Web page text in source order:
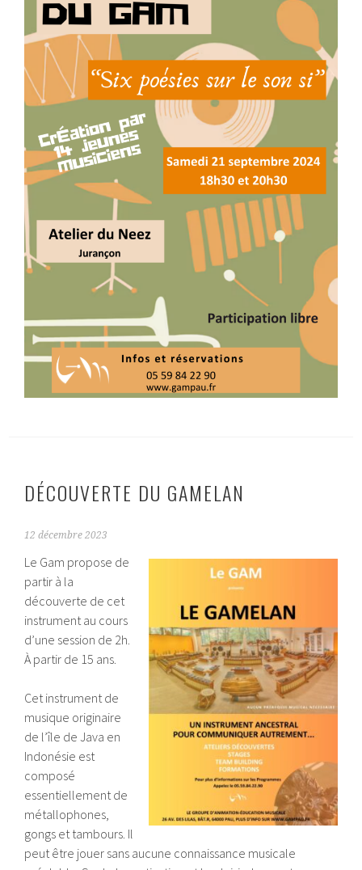
DÉCOUVERTE DU GAMELAN
12 décembre 2023
Le Gam propose de
partir à la
découverte de cet
instrument au cours
d’une session de 2h.
À partir de 15 ans.
Cet instrument de
musique originaire
de l’île de Java en
Indonésie est
composé
essentiellement de
métallophones,
gongs et tambours. Il
peut être jouer sans aucune connaissance musicale